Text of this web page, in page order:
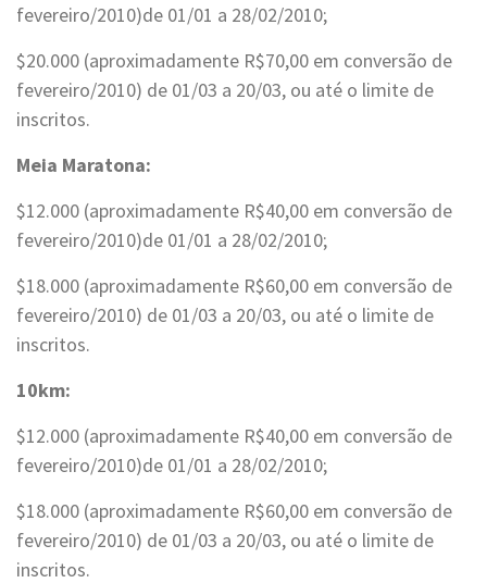
fevereiro/2010)de 01/01 a 28/02/2010;
$20.000 (aproximadamente R$70,00 em conversão de
fevereiro/2010) de 01/03 a 20/03, ou até o limite de
inscritos.
Meia Maratona:
$12.000 (aproximadamente R$40,00 em conversão de
fevereiro/2010)de 01/01 a 28/02/2010;
$18.000 (aproximadamente R$60,00 em conversão de
fevereiro/2010) de 01/03 a 20/03, ou até o limite de
inscritos.
10km:
$12.000 (aproximadamente R$40,00 em conversão de
fevereiro/2010)de 01/01 a 28/02/2010;
$18.000 (aproximadamente R$60,00 em conversão de
fevereiro/2010) de 01/03 a 20/03, ou até o limite de
inscritos.